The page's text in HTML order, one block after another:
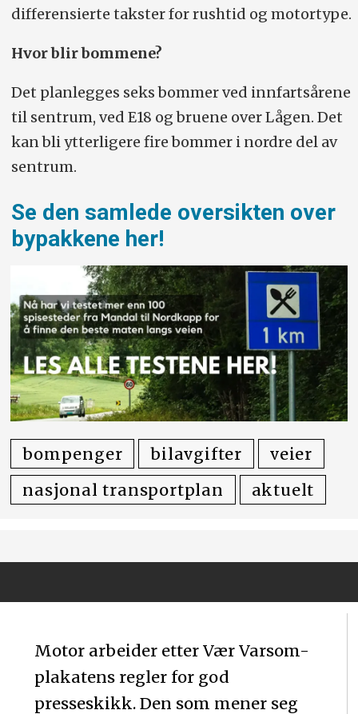
differensierte takster for rushtid og motortype.
Hvor blir bommene?
Det planlegges seks bommer ved innfartsårene
til sentrum, ved E18 og bruene over Lågen. Det
kan bli ytterligere fire bommer i nordre del av
sentrum.
Se den samlede oversikten over
bypakkene her!
bompenger bilavgifter
veier
nasjonal transportplan
aktuelt
Motor arbeider etter Vær Varsom-
plakatens regler for god
presseskikk. Den som mener seg